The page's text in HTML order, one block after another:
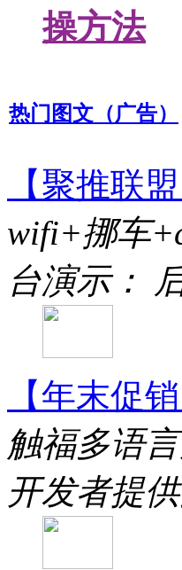
操方法
热门图文（广告）
【聚推联
wifi+挪车
台演示：
【年末促
触福多语
开发者提